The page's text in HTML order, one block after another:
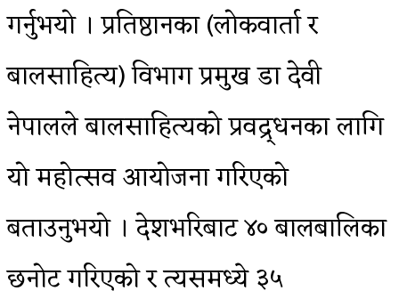
गर्नुभयो । प्रतिष्ठानका (लोकवार्ता र
बालसाहित्य) विभाग प्रमुख डा देवी
नेपालले बालसाहित्यको प्रवद्र्धनका लागि
यो महोत्सव आयोजना गरिएको
बताउनुभयो । देशभरिबाट ४० बालबालिका
छनोट गरिएको र त्यसमध्ये ३५